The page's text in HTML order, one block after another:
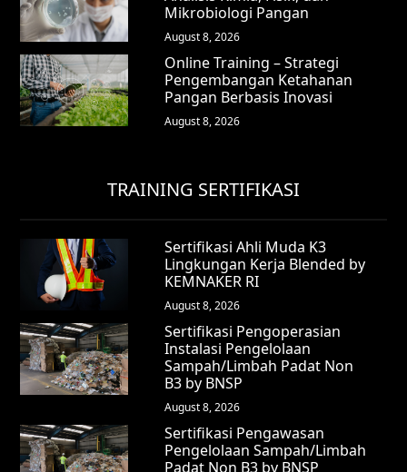
Mikrobiologi Pangan
August 8, 2026
Online Training – Strategi
Pengembangan Ketahanan
Pangan Berbasis Inovasi
August 8, 2026
TRAINING SERTIFIKASI
Sertifikasi Ahli Muda K3
Lingkungan Kerja Blended by
KEMNAKER RI
August 8, 2026
Sertifikasi Pengoperasian
Instalasi Pengelolaan
Sampah/Limbah Padat Non
B3 by BNSP
August 8, 2026
Sertifikasi Pengawasan
Pengelolaan Sampah/Limbah
Padat Non B3 by BNSP